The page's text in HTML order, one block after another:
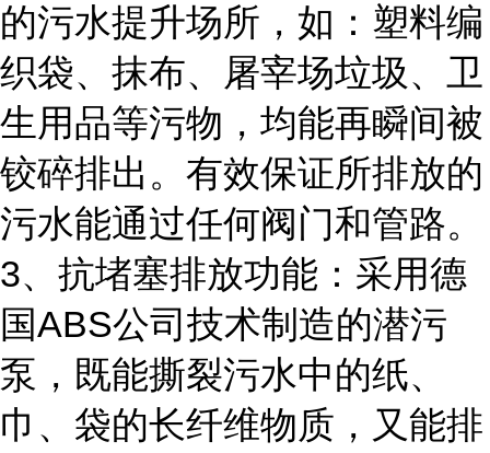
的污水提升场所，如：塑料编
织袋、抹布、屠宰场垃圾、卫
生用品等污物，均能再瞬间被
铰碎排出。有效保证所排放的
污水能通过任何阀门和管路。
3、抗堵塞排放功能：采用德
国ABS公司技术制造的潜污
泵，既能撕裂污水中的纸、
巾、袋的长纤维物质，又能排